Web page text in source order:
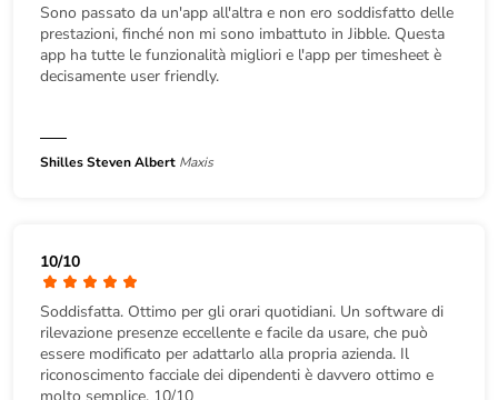
Sono passato da un'app all'altra e non ero soddisfatto delle
prestazioni, finché non mi sono imbattuto in Jibble. Questa
app ha tutte le funzionalità migliori e l'app per timesheet è
decisamente user friendly.
Shilles Steven Albert Maxis
10/10
Soddisfatta. Ottimo per gli orari quotidiani. Un software di
rilevazione presenze eccellente e facile da usare, che può
essere modificato per adattarlo alla propria azienda. Il
riconoscimento facciale dei dipendenti è davvero ottimo e